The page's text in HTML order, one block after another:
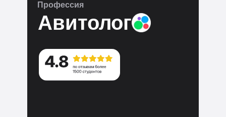
Профессия
Авитолог